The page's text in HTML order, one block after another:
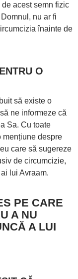
acest semn fizic
nu ar fi
înainte de
O
să existe o
ne informeze că
Sa. Cu toate
mențiune despre
care să sugereze
de circumcizie,
lui Avraam.
PE CARE
A NU
A LUI